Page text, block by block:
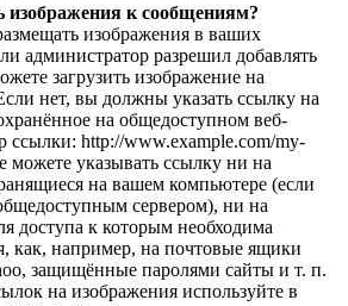
изображения к сообщениям?
изображения в ваших
администратор разрешил добавлять
загрузить изображение на
нет, вы должны указать ссылку на
на общедоступном веб-
ссылки: http://www.example.com/my-
можете указывать ссылку ни на
на вашем компьютере (если
сервером), ни на
доступа к которым необходима
как, например, на почтовые ящики
защищённые паролями сайты и т. п.
на изображения используйте в